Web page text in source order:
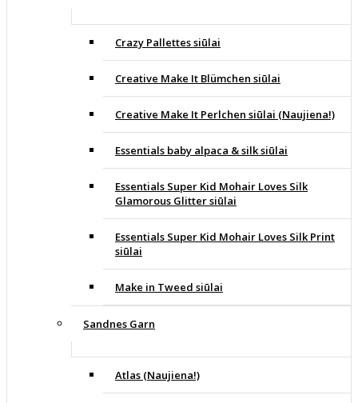
Crazy Pallettes siūlai
Creative Make It Blümchen siūlai
Creative Make It Perlchen siūlai (Naujiena!)
Essentials baby alpaca & silk siūlai
Essentials Super Kid Mohair Loves Silk
Glamorous Glitter siūlai
Essentials Super Kid Mohair Loves Silk Print
siūlai
Make in Tweed siūlai
Sandnes Garn
Atlas (Naujiena!)